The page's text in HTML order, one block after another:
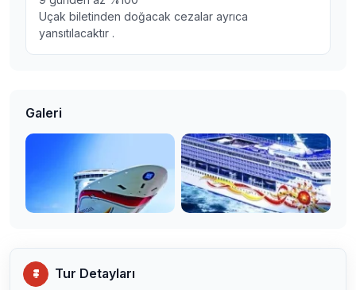
Uçak biletinden doğacak cezalar ayrıca
yansıtılacaktır .
Galeri
Tur Detayları